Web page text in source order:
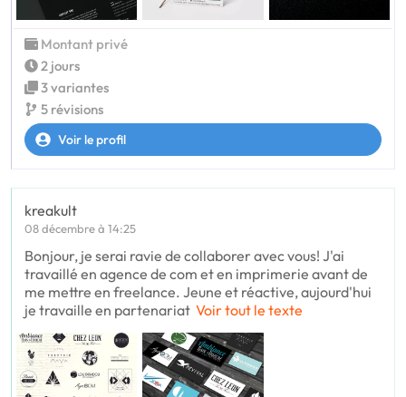
Montant privé
2 jours
3 variantes
5 révisions
Voir le profil
kreakult
08 décembre à 14:25
Bonjour, je serai ravie de collaborer avec vous! J'ai
travaillé en agence de com et en imprimerie avant de
me mettre en freelance. Jeune et réactive, aujourd'hui
je travaille en partenariat Voir tout le texte